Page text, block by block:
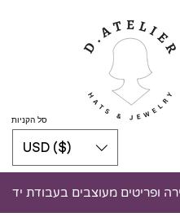
סל הקניות
ופריטים מעוצבים בעבודת יד
USD ($)